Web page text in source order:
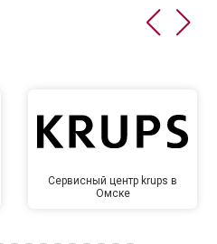
Сервисный центр krups в
Омске